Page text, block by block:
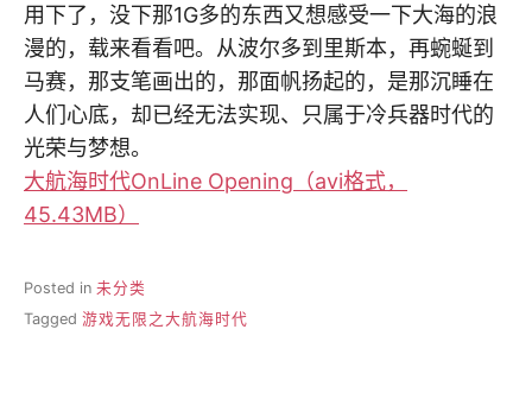
用下了，没下那1G多的东西又想感受一下大海的浪
漫的，载来看看吧。从波尔多到里斯本，再蜿蜒到
马赛，那支笔画出的，那面帆扬起的，是那沉睡在
人们心底，却已经无法实现、只属于冷兵器时代的
光荣与梦想。
大航海时代OnLine Opening（avi格式，
45.43MB）
Posted in 未分类
Tagged 游戏无限之大航海时代